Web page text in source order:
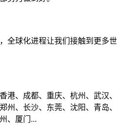
全球化进程让我们接触到更多世
港、成都、重庆、杭州、武汉、
州、长沙、东莞、沈阳、青岛、
、厦门...